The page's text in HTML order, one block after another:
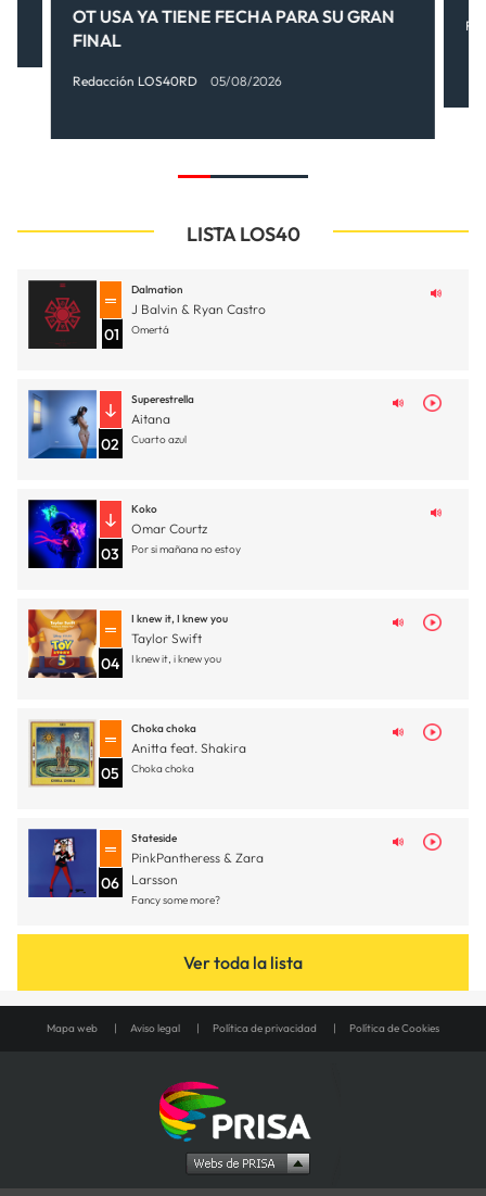
OT USA YA TIENE FECHA PARA SU GRAN
FINAL
Redacción LOS40RD 05/08/2026
LISTA LOS40
01
Dalmation
J Balvin & Ryan Castro
Omertá
02
Superestrella
Aitana
Cuarto azul
03
Koko
Omar Courtz
Por si mañana no estoy
04
I knew it, I knew you
Taylor Swift
I knew it, i knew you
05
Choka choka
Anitta feat. Shakira
Choka choka
06
Stateside
PinkPantheress & Zara
Larsson
Fancy some more?
Ver toda la lista
Mapa web Aviso legal Política de privacidad Política de Cookies